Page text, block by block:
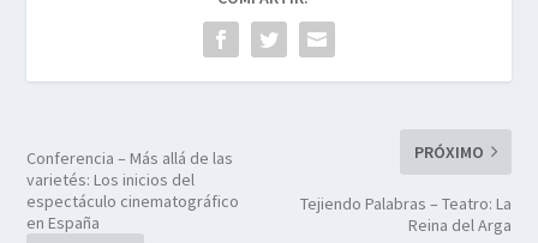
Conferencia – Más allá de las
varietés: Los inicios del
espectáculo cinematográfico
en España
PRÓXIMO
Tejiendo Palabras – Teatro: La
Reina del Arga